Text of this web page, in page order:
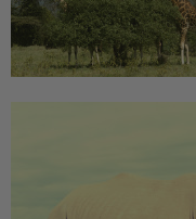
Fußmatte
Bodenmatte
Custom skateboard deck
Über uns
Lieferzeiten
Login